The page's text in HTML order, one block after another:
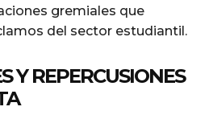
gremiales que
del sector estudiantil.
Y REPERCUSIONES